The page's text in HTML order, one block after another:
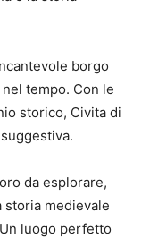
borgo
tempo. Con le
storico, Civita di
da esplorare,
storia medievale
luogo perfetto